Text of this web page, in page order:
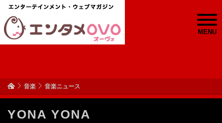
MENU
音楽 音楽ニュース
YONA YONA